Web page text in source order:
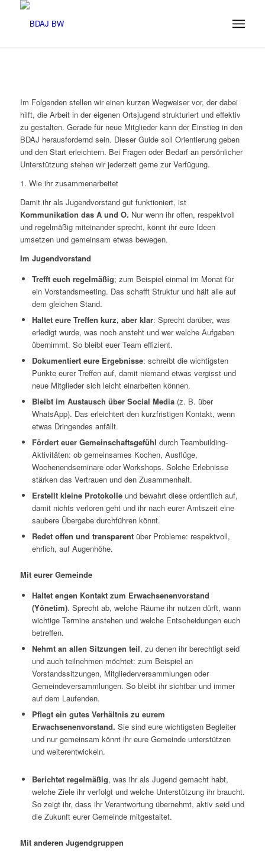
Im Folgenden stellen wir einen kurzen Wegweiser vor, der dabei
hilft, die Arbeit in der eigenen Ortsjugend strukturiert und effektiv
zu gestalten. Gerade für neue Mitglieder kann der Einstieg in den
BDAJ herausfordernd sein. Dieser Guide soll Orientierung geben
und den Start erleichtern. Bei Fragen oder Bedarf an persönlicher
Unterstützung stehen wir jederzeit gerne zur Verfügung.
1. Wie ihr zusammenarbeitet
Damit ihr als Jugendvorstand gut funktioniert, ist
Kommunikation das A und O. Nur wenn ihr offen, respektvoll
und regelmäßig miteinander sprecht, könnt ihr eure Ideen
umsetzen und gemeinsam etwas bewegen.
Im Jugendvorstand
Trefft euch regelmäßig; zum Beispiel einmal im Monat für
ein Vorstandsmeeting. Das schafft Struktur und hält alle auf
dem gleichen Stand.
Haltet eure Treffen kurz, aber klar: Sprecht darüber, was
erledigt wurde, was noch ansteht und wer welche Aufgaben
übernimmt. So bleibt euer Team effizient.
Dokumentiert eure Ergebnisse: schreibt die wichtigsten
Punkte eurer Treffen auf, damit niemand etwas vergisst und
neue Mitglieder sich leicht einarbeiten können.
Bleibt im Austausch über Social Media(z. B. über
WhatsApp). Das erleichtert den kurzfristigen Kontakt, wenn
etwas Dringendes anfällt.
Fördert euer Gemeinschaftsgefühl durch Teambuilding-
Aktivitäten: ob gemeinsames Kochen, Ausflüge,
Wochenendseminare oder Workshops. Solche Erlebnisse
stärken das Vertrauen und den Zusammenhalt.
Erstellt kleine Protokolleund bewahrt diese ordentlich auf,
damit nichts verloren geht und ihr nach eurer Amtszeit eine
saubere Übergabe durchführen könnt.
Redet offen und transparentüber Probleme: respektvoll,
ehrlich, auf Augenhöhe.
Mit eurer Gemeinde
Haltet engen Kontakt zum Erwachsenenvorstand
(Yönetim). Sprecht ab, welche Räume ihr nutzen dürft, wann
wichtige Termine anstehen und welche Entscheidungen euch
betreffen.
Nehmt an allen Sitzungen teil, zu denen ihr berechtigt seid
und auch teilnehmen möchtet: zum Beispiel an
Vorstandssitzungen, Mitgliederversammlungen oder
Gemeindeversammlungen. So bleibt ihr sichtbar und immer
auf dem Laufenden.
Pflegt ein gutes Verhältnis zu eurem
Erwachsenenvorstand. Sie sind eure wichtigsten Begleiter
und nur gemeinsam könnt ihr eure Gemeinde unterstützen
und weiterentwickeln.
Berichtet regelmäßig, was ihr als Jugend gemacht habt,
welche Ziele ihr verfolgt und welche Unterstützung ihr braucht.
So zeigt ihr, dass ihr Verantwortung übernehmt, aktiv seid und
die Zukunft eurer Gemeinde mitgestaltet.
Mit anderen Jugendgruppen